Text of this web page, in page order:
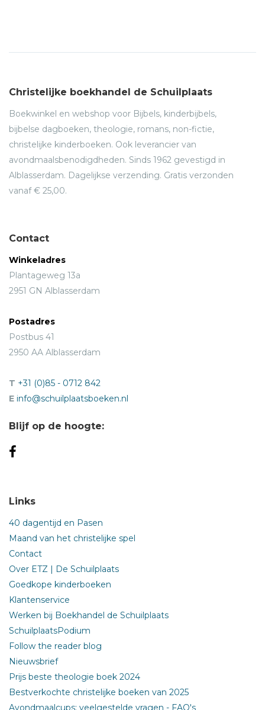
Christelijke boekhandel de Schuilplaats
Boekwinkel en webshop voor Bijbels, kinderbijbels,
bijbelse dagboeken, theologie, romans, non-fictie,
christelijke kinderboeken. Ook leverancier van
avondmaalsbenodigdheden. Sinds 1962 gevestigd in
Alblasserdam. Dagelijkse verzending. Gratis verzonden
vanaf € 25,00.
Contact
Winkeladres
Plantageweg 13a
2951 GN Alblasserdam
Postadres
Postbus 41
2950 AA Alblasserdam
T +31 (0)85 - 0712 842
E info@schuilplaatsboeken.nl
Blijf op de hoogte:
Links
40 dagentijd en Pasen
Maand van het christelijke spel
Contact
Over ETZ | De Schuilplaats
Goedkope kinderboeken
Klantenservice
Werken bij Boekhandel de Schuilplaats
SchuilplaatsPodium
Follow the reader blog
Nieuwsbrief
Prijs beste theologie boek 2024
Bestverkochte christelijke boeken van 2025
Avondmaalcups: veelgestelde vragen - FAQ's